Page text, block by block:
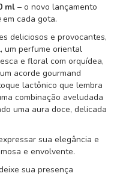
ml – o novo lançamento
em cada gota.
deliciosos e provocantes,
um perfume oriental
e floral com orquídea,
acorde gourmand
lactônico que lembra
combinação aveludada
uma aura doce, delicada
sua elegância e
e envolvente.
sua presença